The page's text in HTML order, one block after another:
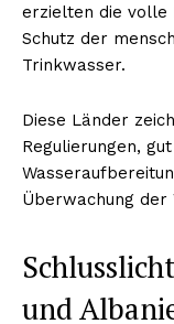
erzielten die volle
Schutz der
Trinkwasser.
Diese Länder
Regulierungen,
Überwachung der
und